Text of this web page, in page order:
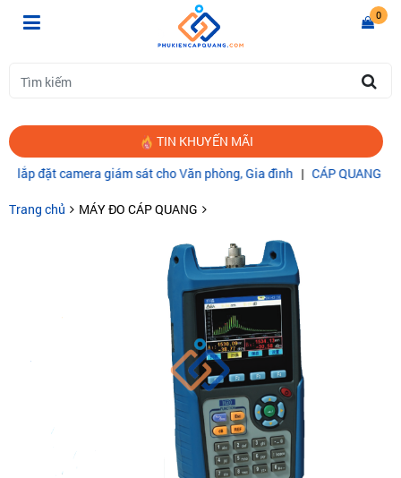
0
TIN KHUYẾN MÃI
đặt camera giám sát cho Văn phòng, Gia đình|CÁP QUANG
Trang chủ MÁY ĐO CÁP QUANG